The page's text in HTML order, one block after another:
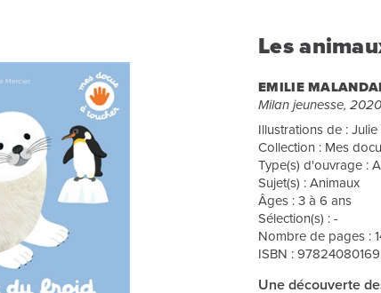
Les
EMILIE
Milan jeunesse, 2020
Illustrations de :
Collection : Mes
Type(s) d'ouvrage :
Sujet(s) : Animaux
Âges : 3 à 6 ans
Sélection(s) : -
Nombre de pages :
ISBN :
Une découverte